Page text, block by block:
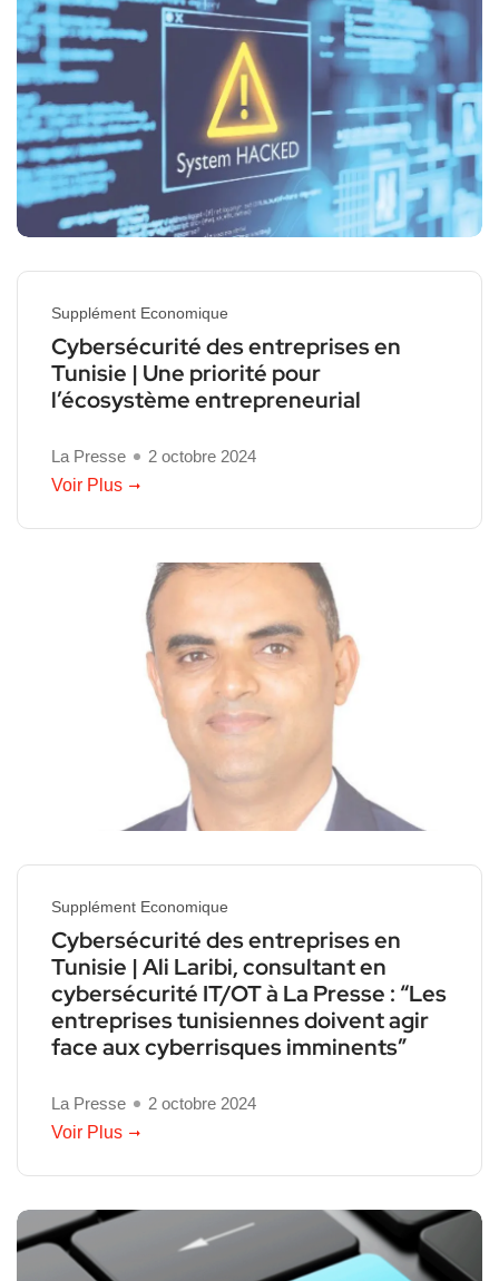
Supplément Economique
Cybersécurité des entreprises en
Tunisie | Une priorité pour
l’écosystème entrepreneurial
La Presse
2 octobre 2024
Voir Plus
Supplément Economique
Cybersécurité des entreprises en
Tunisie | Ali Laribi, consultant en
cybersécurité IT/OT à La Presse : “Les
entreprises tunisiennes doivent agir
face aux cyberrisques imminents”
La Presse
2 octobre 2024
Voir Plus